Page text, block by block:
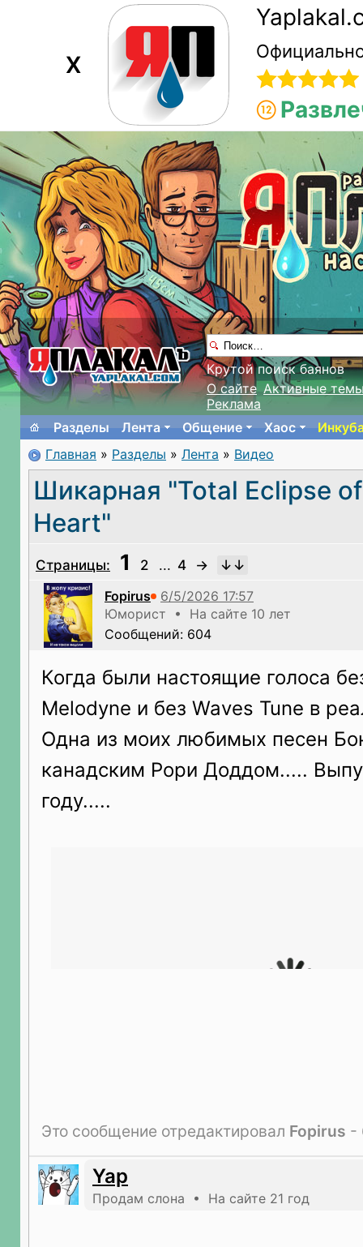
X
Крутой поиск баянов
О сайте Активные
Реклама
Разделы
Лента Общение Хаос
Главная » Разделы » Лента » Видео
Шикарная "Total Eclipse
Heart"
Страницы: 1 2 ... 4
→
Fopirus
Юморист • На сайте 10 лет
Сообщений: 604
Когда были настоящие голоса
Melodyne и без Waves Tune в
Одна из моих любимых песен
канадским Рори Доддом.....
году.....
Это сообщение отредактировал Fopirus -
Yap
Продам слона • На сайте 21 год